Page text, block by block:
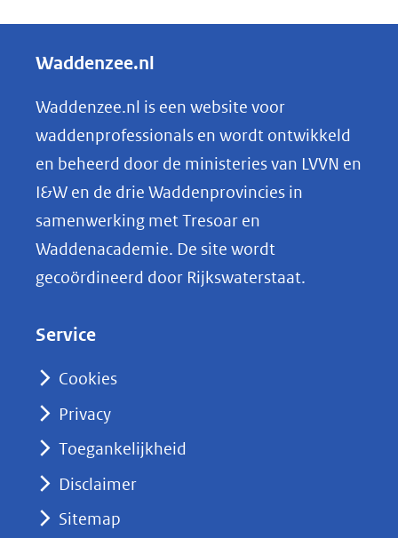
e
e
n
o
p
k
e
nieuw
naar
Waddenzee.nl
Waddenzee.nl is een website voor
waddenprofessionals en wordt ontwikkeld
en beheerd door de ministeries van LVVN en
I&W en de drie Waddenprovincies in
samenwerking met Tresoar en
Waddenacademie. De site wordt
gecoördineerd door Rijkswaterstaat.
Service
Cookies
Privacy
Toegankelijkheid
Disclaimer
Sitemap